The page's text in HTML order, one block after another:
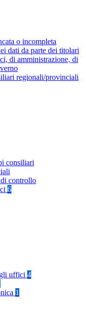
o incompleta
dati da parte dei titolari
di amministrazione, di
regionali/provinciali
consiliari
controllo
6
uffici 4
1